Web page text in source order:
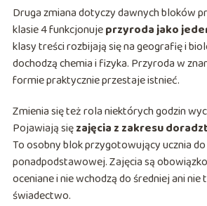
Druga zmiana dotyczy dawnych bloków
klasie 4 funkcjonujeprzyroda jako
klasy treści rozbijają się na geografię i
dochodzą chemia i fizyka. Przyroda w
formie praktycznie przestaje istnieć.
Zmienia się też rola niektórych godzin
Pojawiają sięzajęcia z zakresu
To osobny blok przygotowujący ucznia
ponadpodstawowej. Zajęcia są
oceniane i nie wchodzą do średniej ani
świadectwo.